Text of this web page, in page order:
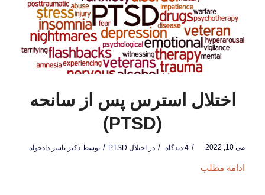
اختلال استرس پس از سانحه
(PTSD)
می 10, 2022 / 4 دیدگاه / دراختلال PTSD / توسطدکتر یاسر دادخواه
ادامه مطلب